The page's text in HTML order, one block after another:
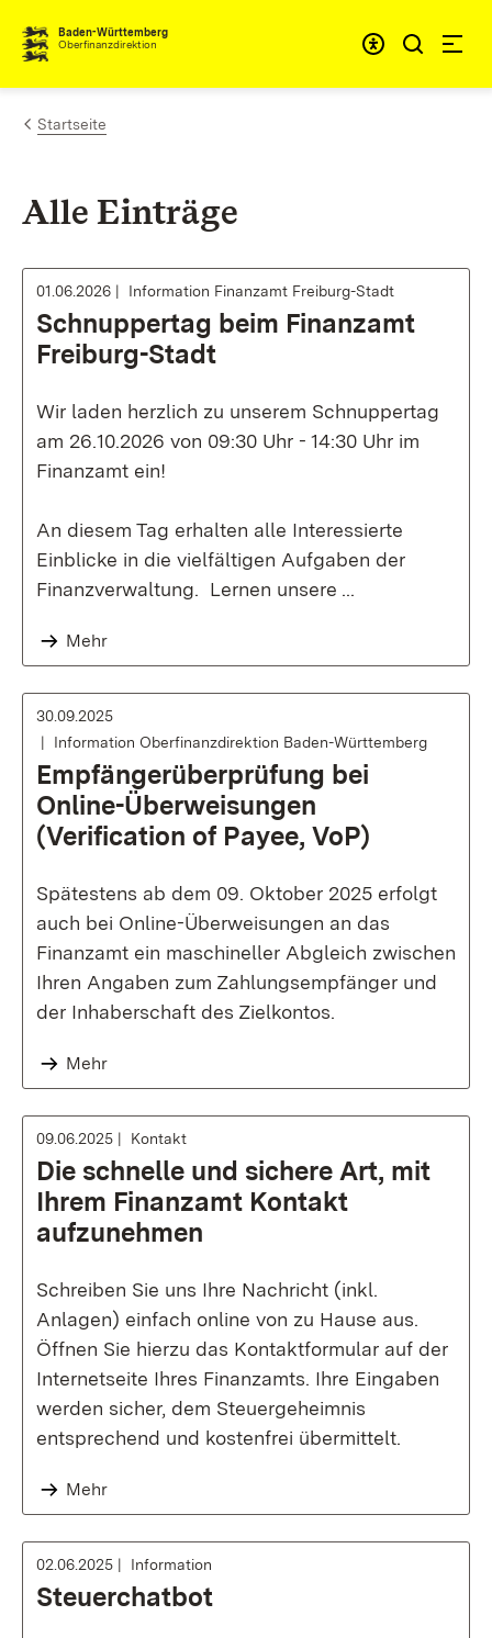
Zum Inhalt springen
Baden-Württemberg
Oberfinanzdirektion
Startseite
Alle Einträge
01.06.2026 Information Finanzamt Freiburg-Stadt
Schnuppertag beim Finanzamt
Freiburg-Stadt
Wir laden herzlich zu unserem Schnuppertag
am 26.10.2026 von 09:30 Uhr - 14:30 Uhr im
Finanzamt ein!
An diesem Tag erhalten alle Interessierte
Einblicke in die vielfältigen Aufgaben der
Finanzverwaltung. Lernen unsere ...
Mehr
30.09.2025
Information Oberfinanzdirektion Baden-Württemberg
Empfängerüberprüfung bei
Online-Überweisungen
(Verification of Payee, VoP)
Spätestens ab dem 09. Oktober 2025 erfolgt
auch bei Online-Überweisungen an das
Finanzamt ein maschineller Abgleich zwischen
Ihren Angaben zum Zahlungsempfänger und
der Inhaberschaft des Zielkontos.
Mehr
09.06.2025 Kontakt
Die schnelle und sichere Art, mit
Ihrem Finanzamt Kontakt
aufzunehmen
Schreiben Sie uns Ihre Nachricht (inkl.
Anlagen) einfach online von zu Hause aus.
Öffnen Sie hierzu das Kontaktformular auf der
Internetseite Ihres Finanzamts. Ihre Eingaben
werden sicher, dem Steuergeheimnis
entsprechend und kostenfrei übermittelt.
Mehr
02.06.2025 Information
Steuerchatbot